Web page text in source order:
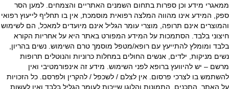
ממאגרי מידע וכן ספרות בתחום השמנים האתריים והצמחים. למען הסר
ספק, המידע אינו מהווה המלצה רפואית מוסמכת, אין בו תחליף לייעוץ רפואי
והמוצרים אינם תרופה, מוצרי עומר הגליל אינם מיועדים למאכל, הם לשימוש
חיצוני בלבד. הסתמכות על המידע המפורט באתר היא על אחריות הקורא
בלבד ומומלץ להתייעץ עם רופא/מטפל מוסמך טרם השימוש. נשים בהריון,
נשים מניקות, ילדים, אנשים החולים במחלות כרוניות והנוטלים תרופות
מרשם – יש להיוועץ ברופא לפני השימוש. מידע זה אינפורמטיבי ואין
להשתמש בו לצרכי פרסום. אין לצלם / לשכפל / להקרין ולפרסם. כל הזכויות
על האתר, התכנים, התמונות והלוגו שייכות לעומר הגליל בלבד ואין לעשות